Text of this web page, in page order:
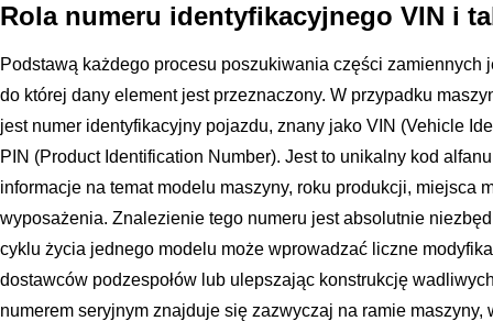
Rola numeru identyfikacyjnego VIN i
Podstawą każdego procesu poszukiwania części zamiennych
do której dany element jest przeznaczony. W przypadku
jest numer identyfikacyjny pojazdu, znany jako VIN (Vehicle
PIN (Product Identification Number). Jest to unikalny kod
informacje na temat modelu maszyny, roku produkcji, miejsca
wyposażenia. Znalezienie tego numeru jest absolutnie
cyklu życia jednego modelu może wprowadzać liczne
dostawców podzespołów lub ulepszając konstrukcję
numerem seryjnym znajduje się zazwyczaj na ramie